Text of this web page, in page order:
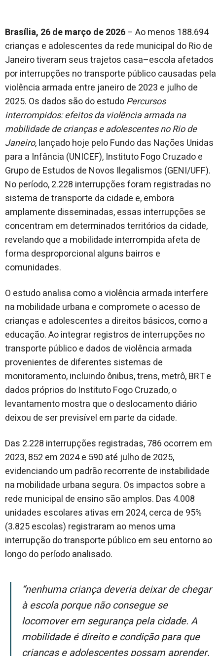
Brasília, 26 de março de 2026– Ao menos 188.694
crianças e adolescentes da rede municipal do Rio de
Janeiro tiveram seus trajetos casa–escola afetados
por interrupções no transporte público causadas pela
violência armada entre janeiro de 2023 e julho de
2025. Os dados são do estudoPercursos
interrompidos: efeitos da violência armada na
mobilidade de crianças e adolescentes no Rio de
Janeiro, lançado hoje pelo Fundo das Nações Unidas
para a Infância (UNICEF), Instituto Fogo Cruzado e
Grupo de Estudos de Novos Ilegalismos (GENI/UFF).
No período, 2.228 interrupções foram registradas no
sistema de transporte da cidade e, embora
amplamente disseminadas, essas interrupções se
concentram em determinados territórios da cidade,
revelando que a mobilidade interrompida afeta de
forma desproporcional alguns bairros e
comunidades.
O estudo analisa como a violência armada interfere
na mobilidade urbana e compromete o acesso de
crianças e adolescentes a direitos básicos, como a
educação. Ao integrar registros de interrupções no
transporte público e dados de violência armada
provenientes de diferentes sistemas de
monitoramento, incluindo ônibus, trens, metrô, BRT e
dados próprios do Instituto Fogo Cruzado, o
levantamento mostra que o deslocamento diário
deixou de ser previsível em parte da cidade.
Das 2.228 interrupções registradas, 786 ocorrem em
2023, 852 em 2024 e 590 até julho de 2025,
evidenciando um padrão recorrente de instabilidade
na mobilidade urbana segura. Os impactos sobre a
rede municipal de ensino são amplos. Das 4.008
unidades escolares ativas em 2024, cerca de 95%
(3.825 escolas) registraram ao menos uma
interrupção do transporte público em seu entorno ao
longo do período analisado.
“Nenhuma criança deveria deixar de chegar
à escola porque não consegue se
locomover em segurança pela cidade. A
mobilidade é direito e condição para que
crianças e adolescentes possam aprender,